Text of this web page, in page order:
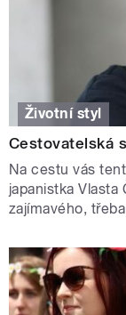
Životní styl
Cestovatelská
Na cestu vás
japanistka Vlasta
zajímavého,